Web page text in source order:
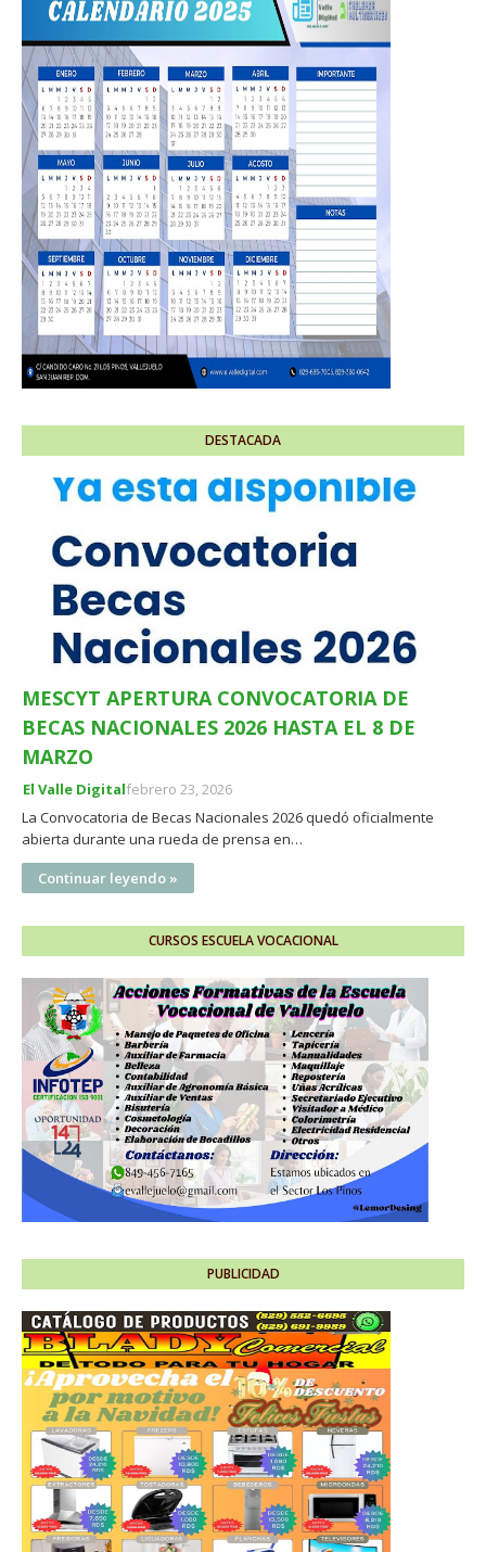
DESTACADA
MESCYT APERTURA CONVOCATORIA DE
BECAS NACIONALES 2026 HASTA EL 8 DE
MARZO
El Valle Digitalfebrero 23, 2026
La Convocatoria de Becas Nacionales 2026 quedó oficialmente
abierta durante una rueda de prensa en…
Continuar leyendo »
CURSOS ESCUELA VOCACIONAL
PUBLICIDAD